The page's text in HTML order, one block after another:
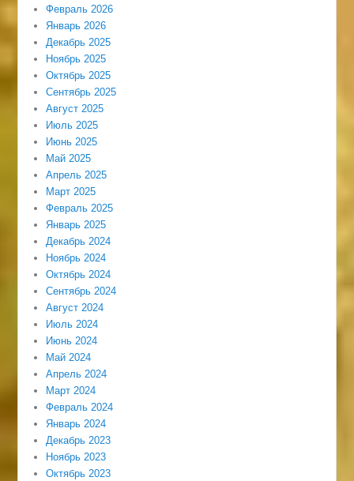
Февраль 2026
Январь 2026
Декабрь 2025
Ноябрь 2025
Октябрь 2025
Сентябрь 2025
Август 2025
Июль 2025
Июнь 2025
Май 2025
Апрель 2025
Март 2025
Февраль 2025
Январь 2025
Декабрь 2024
Ноябрь 2024
Октябрь 2024
Сентябрь 2024
Август 2024
Июль 2024
Июнь 2024
Май 2024
Апрель 2024
Март 2024
Февраль 2024
Январь 2024
Декабрь 2023
Ноябрь 2023
Октябрь 2023